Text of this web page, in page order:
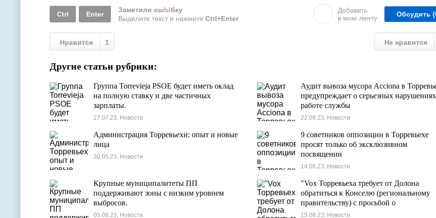
Ctrl Enter
Заметили ошЫбку
Выделите текст и нажмите Ctrl+Enter
Добавить
в мою ленту
Обсудить
Нравится 1 Не нравится
Другие статьи рубрики:
Группа Torrevieja PSOE будет иметь оклад
на полную ставку и две частичных
зарплаты.
27.07.23, Новости
Аудит вывоза мусора Acciona в
предупреждает о серьезных
работе службы
22.08.23, Новости
Администрация Торревьехи: опыт и новые
лица
30.05.23, Новости
9 советников оппозиции в Торревьехе
просят только об эксклюзивном
посвящении
14.06.23, Новости
Крупные муниципалитеты ПП
поддерживают зоны с низким уровнем
выбросов.
05.08.23, Новости
"Vox Торревьеха требует от Долона
обратиться к Конселю (региональному
правительству) с просьбой о
реформировании частной собственности
15.08.23, Новости